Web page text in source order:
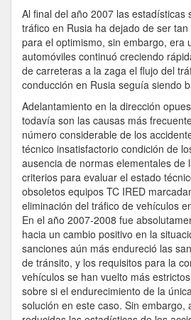
Al final del año 2007 las estadísticas
tráfico en Rusia ha dejado de ser
para el optimismo, sin embargo, era
automóviles continuó creciendo
de carreteras a la zaga el flujo del
conducción en Rusia seguía siendo
Adelantamiento en la dirección
todavía son las causas más
número considerable de los
técnico insatisfactorio condición de
ausencia de normas elementales de
criterios para evaluar el estado
obsoletos equipos TC IRED
eliminación del tráfico de vehículos
En el año 2007-2008 fue
hacia un cambio positivo en la
sanciones aún más endureció las
de tránsito, y los requisitos para la
vehículos se han vuelto más
sobre si el endurecimiento de la
solución en este caso. Sin embargo,